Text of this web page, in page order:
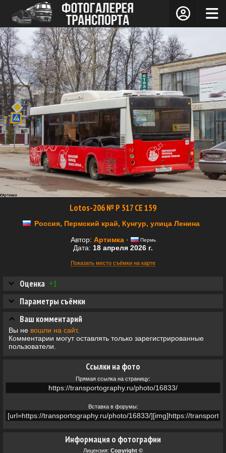
Lotos-206 № Р 517 СЕ 159
Россия, Пермский край, Кунгур, улица Ленина
Автор: Артимка· Пермь
Дата: 18 апреля 2026 г.
Показать место съёмки на карте
Информация о фотографии
Лицензия: Copyright ©
Оценка +1
Ссылки на фото
Прямая ссылка на страницу:
Вставка в форумы:
Параметры съёмки
Ваш комментарий
Вы не вошли на сайт.
Комментарии могут оставлять только зарегистрированные
пользователи.